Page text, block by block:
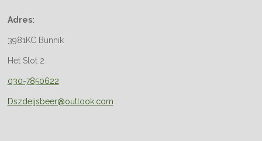
Adres:
3981KC Bunnik
Het Slot 2
030-7850622
Dszdeijsbeer@outlook.com